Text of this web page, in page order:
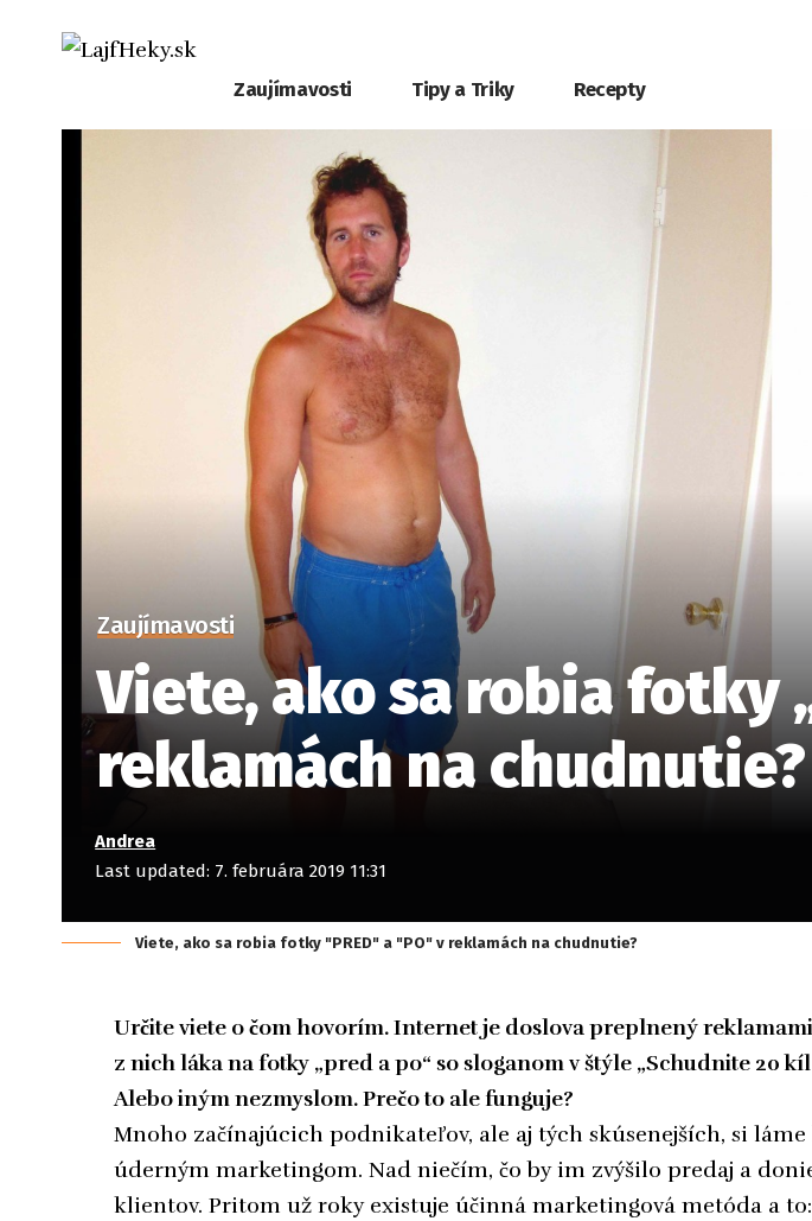
Zaujímavosti Tipy a Triky Recepty
Zaujímavosti
Viete, ako sa robia fotky
reklamách na
Last updated: 7. februára 2019 11:31
Andrea
Viete, ako sa robia fotky "PRED" a "PO" v reklamách na chudnutie?
Určite viete o čom hovorím. Internet je doslova preplnený
z nich láka na fotky „pred a po“ so sloganom v štýle „Schudnite 20
Alebo iným nezmyslom. Prečo to ale funguje?
Mnoho začínajúcich podnikateľov, ale aj tých skúsenejších, si
úderným marketingom. Nad niečím, čo by im zvýšilo predaj a
klientov. Pritom už roky existuje účinná marketingová metóda a